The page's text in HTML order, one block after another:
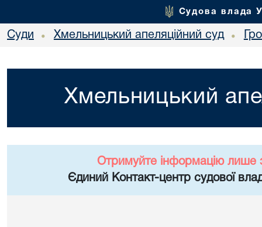
Судова влада
Суди • Хмельницький апеляційний суд •
Хмельницький
Отримуйте інформацію лише
Єдиний Контакт-центр судової